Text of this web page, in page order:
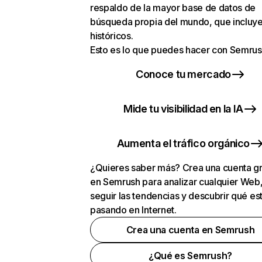
respaldo de la mayor base de datos de
búsqueda propia del mundo, que
históricos.
Esto es lo que puedes hacer con
Conoce tu mercado
Mide tu visibilidad en la IA
Aumenta el tráfico orgánico
¿Quieres saber más? Crea una cuenta
en Semrush para analizar cualquier
seguir las tendencias y descubrir qué
pasando en Internet.
Crea una cuenta en Semrush
¿Qué es Semrush?